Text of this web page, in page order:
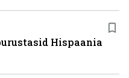
Hispaania